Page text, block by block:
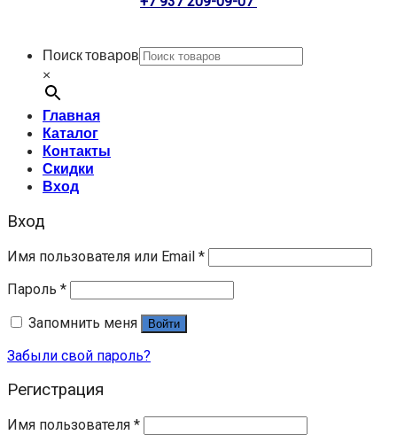
Поиск товаров
×
Главная
Каталог
Контакты
Скидки
Вход
Вход
Имя пользователя или Email *
Пароль *
Запомнить меня
Войти
Забыли свой пароль?
Регистрация
Имя пользователя *